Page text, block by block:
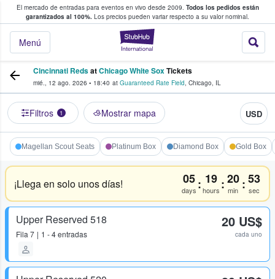
El mercado de entradas para eventos en vivo desde 2009. Todos los pedidos están
garantizados al 100%. Los precios pueden variar respecto a su valor nominal.
StubHub:
Menú
y venta de entradas entre fans
Cincinnati RedsatChicago White SoxTickets
mié., 12 ago. 2026 • 18:40 at Guaranteed Rate Field, Chicago, IL
Filtros 1 Mostrar mapa USD
Magellan Scout Seats Platinum Box Diamond Box Gold Box
¡Llega en solo unos días! 05
days : 19
hours :20
min :53
sec
Upper Reserved 518
Fila 7 1 - 4 entradas
20 US$
cada uno